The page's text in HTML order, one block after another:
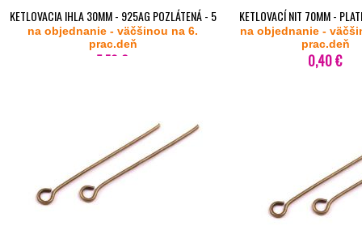
KETLOVACIA IHLA 30MM - 925AG POZLÁTENÁ - 5
KS
na objednanie - väčšinou na 6.
prac.deň
5,70 €
KETLOVACÍ NIT 70MM -
na objednanie -
prac.deň
0,40 €